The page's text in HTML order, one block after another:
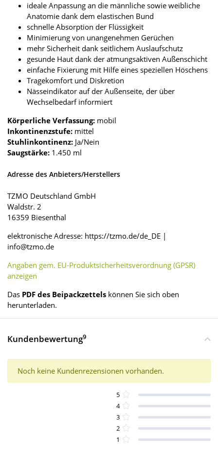
ideale Anpassung an die männliche sowie weibliche
Anatomie dank dem elastischen Bund
schnelle Absorption der Flüssigkeit
Minimierung von unangenehmen Gerüchen
mehr Sicherheit dank seitlichem Auslaufschutz
gesunde Haut dank der atmungsaktiven Außenschicht
einfache Fixierung mit Hilfe eines speziellen Höschens
Tragekomfort und Diskretion
Nässeindikator auf der Außenseite, der über
Wechselbedarf informiert
Körperliche Verfassung: mobil
Inkontinenzstufe: mittel
Stuhlinkontinenz: Ja/Nein
Saugstärke: 1.450 ml
Adresse des Anbieters/Herstellers
TZMO Deutschland GmbH
Waldstr. 2
16359 Biesenthal
elektronische Adresse: https://tzmo.de/de_DE |
info@tzmo.de
Angaben gem. EU-Produktsicherheitsverordnung (GPSR)
anzeigen
Das PDF des Beipackzettels können Sie sich oben
herunterladen.
Kundenbewertung9
Noch keine Kundenrezensionen vorhanden.
5
4
3
2
1